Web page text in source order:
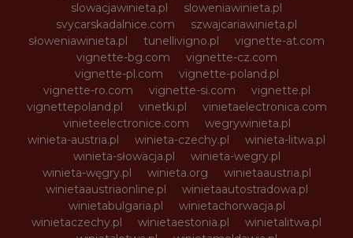
slowacjawinieta.pl
sloweniawinieta.pl
svycarskadalnice.com
szwajcariawinieta.pl
słoweniawinieta.pl
tunellivigno.pl
vignette-at.com
vignette-bg.com
vignette-cz.com
vignette-pl.com
vignette-poland.pl
vignette-ro.com
vignette-si.com
vignette.pl
vignettepoland.pl
vinetki.pl
vinietaelectronica.com
vinieteelectronice.com
wegrywinieta.pl
winieta-austria.pl
winieta-czechy.pl
winieta-litwa.pl
winieta-słowacja.pl
winieta-wegry.pl
winieta-węgry.pl
winieta.org
winietaaustria.pl
winietaaustriaonline.pl
winietaautostradowa.pl
winietabulgaria.pl
winietachorwacja.pl
winietaczechy.pl
winietaestonia.pl
winietalitwa.pl